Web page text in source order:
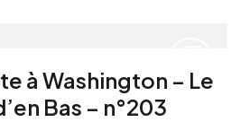
à Washington – Le
Bas – n°203